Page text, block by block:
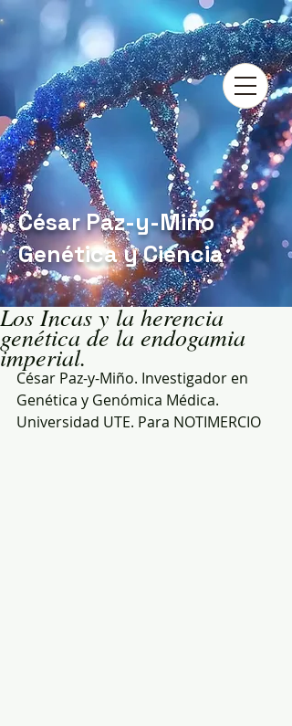
César Paz-y-Miño
Genética y Ciencia
Los Incas y la herencia
genética de la endogamia
imperial.
César Paz-y-Miño. Investigador en
Genética y Genómica Médica.
Universidad UTE. Para NOTIMERCIO